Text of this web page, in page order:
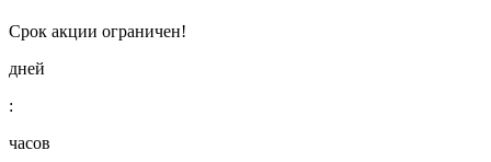
Срок акции ограничен!
дней
:
часов